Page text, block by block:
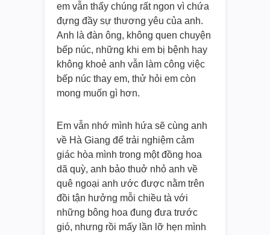
em vẫn thấy chúng rất ngon vì chứa
đựng đầy sự thương yêu của anh.
Anh là đàn ông, không quen chuyện
bếp núc, những khi em bị bệnh hay
không khoẻ anh vẫn làm công việc
bếp núc thay em, thử hỏi em còn
mong muốn gì hơn.
Em vẫn nhớ mình hứa sẽ cùng anh
về Hà Giang để trải nghiệm cảm
giác hòa mình trong một đồng hoa
dã quỳ, anh bảo thuở nhỏ anh về
quê ngoại anh ước được nằm trên
đồi tận hưởng mỗi chiều tà với
những bông hoa đung đưa trước
gió, nhưng rồi mấy lần lỡ hẹn mình